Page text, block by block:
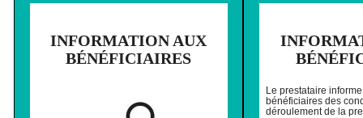
INFORMATION AUX
BÉNÉFICIAIRES
Le prestataire
bénéficiaires des
déroulement de la